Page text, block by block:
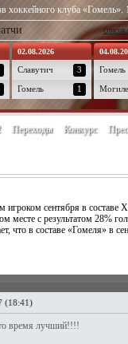
хоккейного клуба «Гомель».
список
02.08.2026
Славутич
3
Гомель
1
Гомель
Переходы Конкурс
игроком сентября в составе
месте с результатом 28%
что в составе «Гомеля» в
(18:41)
время лучший!!!!